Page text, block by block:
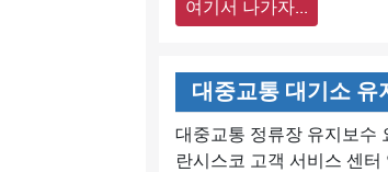
여기서 나가자...
대중교통 대기소 유
대중교통 정류장 유지보수
란시스코 고객 서비스 센터